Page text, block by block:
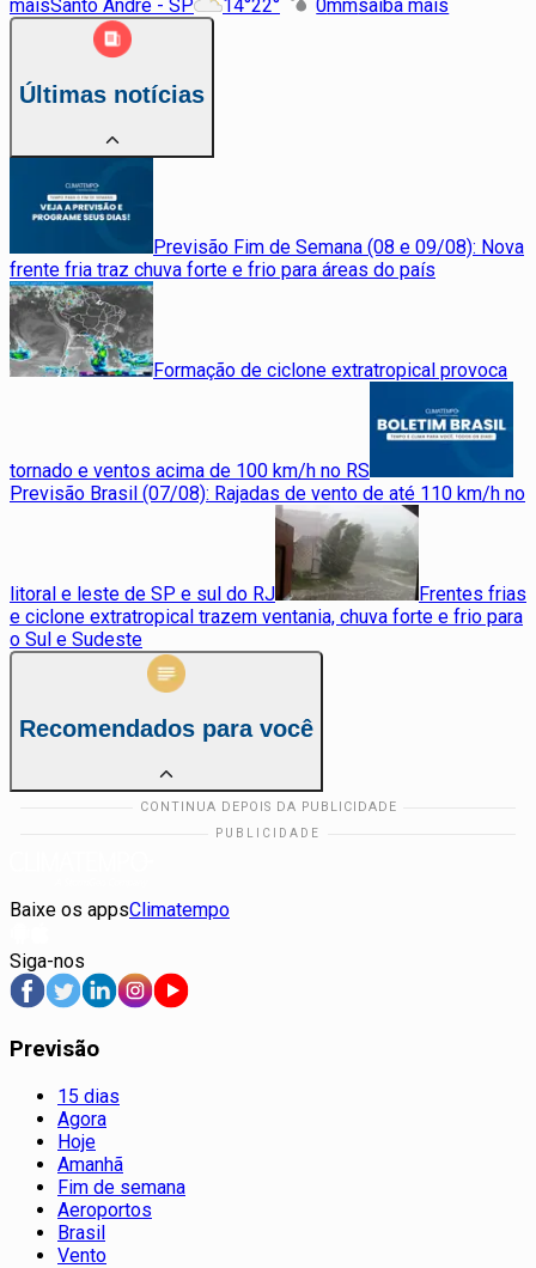
maisSanto André - SP 14°22° 0mmsaiba mais
Últimas notícias
Previsão Fim de Semana (08 e 09/08): Nova
frente fria traz chuva forte e frio para áreas do país
Formação de ciclone extratropical provoca
tornado e ventos acima de 100 km/h no RS
Previsão Brasil (07/08): Rajadas de vento de até 110 km/h no
litoral e leste de SP e sul do RJ
Frentes frias
e ciclone extratropical trazem ventania, chuva forte e frio para
o Sul e Sudeste
Recomendados para você
Baixe os appsClimatempo
Siga-nos
Previsão
15 dias
Agora
Hoje
Amanhã
Fim de semana
Aeroportos
Brasil
Vento